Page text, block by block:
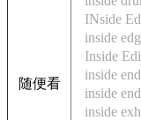
随便看
INside
inside
Inside
inside
inside
inside